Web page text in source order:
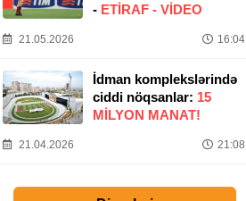
- ETIRAF - VİDEO
21.05.2026 16:04
İdman komplekslərində
ciddi nöqsanlar: 15
MILYON MANAT!
21.04.2026 21:08